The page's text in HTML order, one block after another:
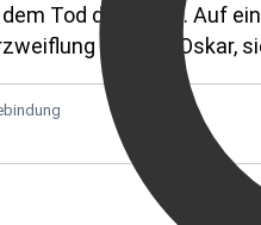
Tod der Eltern. Auf
hilft nur Oskar,